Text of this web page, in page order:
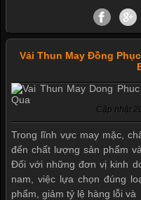
Vải Thun May Đồng
Cập nhật
Trong lĩnh vực may mặc,
đến chất lượng sản phẩm
Đối với những đơn vị kinh
nam, việc lựa chọn đúng
phẩm, giảm tỷ lệ hàng lỗi và
Mẫu quần short
Thị hiều quần lót